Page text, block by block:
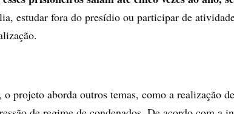
estudar fora do presídio ou participar de
projeto aborda outros temas, como a realização